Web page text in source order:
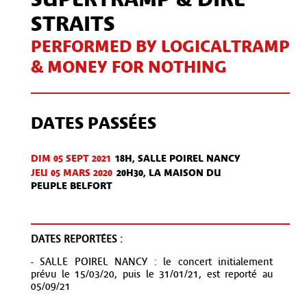
STRAITS
PERFORMED BY LOGICALTRAMP
& MONEY FOR NOTHING
DATES PASSÉES
DIM 05 SEPT 2021
18H, SALLE POIREL NANCY
JEU 05 MARS 2020 20H30, LA MAISON DU
PEUPLE BELFORT
DATES REPORTÉES :
- SALLE POIREL NANCY : le concert initialement
prévu le 15/03/20, puis le 31/01/21, est reporté au
05/09/21